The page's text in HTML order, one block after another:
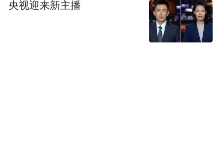
央视迎来新主播